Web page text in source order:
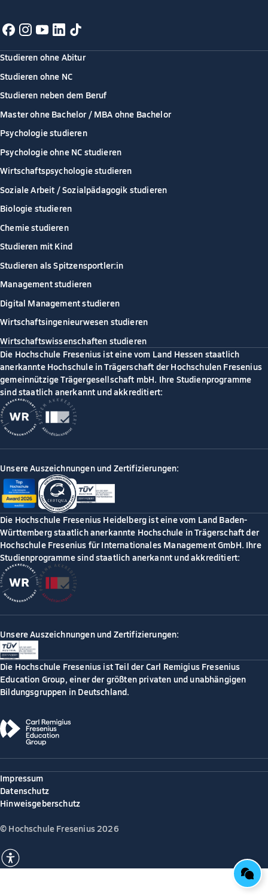
Studieren ohne Abitur
Studieren ohne NC
Studieren neben dem Beruf
Master ohne Bachelor / MBA ohne Bachelor
Psychologie studieren
Psychologie ohne NC studieren
Wirtschaftspsychologie studieren
Soziale Arbeit / Sozialpädagogik studieren
Biologie studieren
Chemie studieren
Studieren mit Kind
Studieren als Spitzensportler:in
Management studieren
Digital Management studieren
Wirtschaftsingenieurwesen studieren
Wirtschaftswissenschaften studieren
Die Hochschule Fresenius ist eine vom Land Hessen staatlich
anerkannte Hochschule in Trägerschaft der Hochschulen Fresenius
gemeinnützige Trägergesellschaft mbH. Ihre Studienprogramme
sind staatlich anerkannt und akkreditiert:
Unsere Auszeichnungen und Zertifizierungen:
Die Hochschule Fresenius Heidelberg ist eine vom Land Baden-
Württemberg staatlich anerkannte Hochschule in Trägerschaft der
Hochschule Fresenius für Internationales Management GmbH. Ihre
Studienprogramme sind staatlich anerkannt und akkreditiert:
Unsere Auszeichnungen und Zertifizierungen:
Die Hochschule Fresenius ist Teil der Carl Remigius Fresenius
Education Group, einer der größten privaten und unabhängigen
Bildungsgruppen in Deutschland.
Impressum
Datenschutz
Hinweisgeberschutz
© Hochschule Fresenius 2026